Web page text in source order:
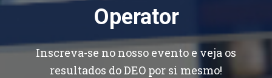
Operator
Inscreva-se no nosso evento e veja os
resultados do DEO por si mesmo!